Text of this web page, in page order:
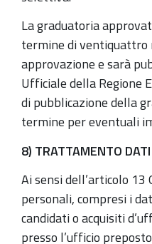
La graduatoria
termine di ventiquattro
approvazione e sarà
Ufficiale della Regione
di pubblicazione della
termine per eventuali
8) TRATTAMENTO
Ai sensi dell’articolo
personali, compresi i
candidati o acquisiti
presso l’ufficio